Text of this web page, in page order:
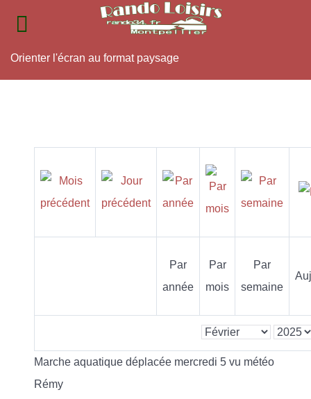
Orienter l'écran au format paysage
Par
année
Par
mois
Par
semaine
Marche aquatique déplacée mercredi 5 vu météo
Rémy